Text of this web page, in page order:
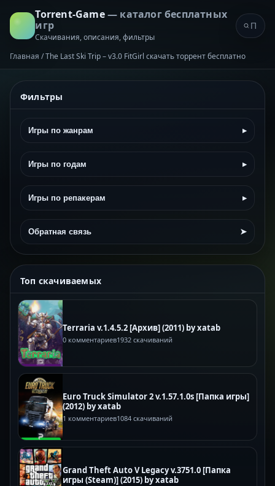
Torrent-Game— каталог бесплатных
игр
Скачивания, описания, фильтры
Главная /The Last Ski Trip – v3.0 FitGirl скачать торрент бесплатно
Фильтры
Игры по жанрам ▸
Игры по годам ▸
Игры по репакерам ▸
Обратная связь ➤
Топ скачиваемых
Terraria v.1.4.5.2 [Архив] (2011) by xatab
0 комментариев1932 скачиваний
Euro Truck Simulator 2 v.1.57.1.0s [Папка игры]
(2012) by xatab
1 комментариев1084 скачиваний
Grand Theft Auto V Legacy v.3751.0 [Папка
игры (Steam)] (2015) by xatab